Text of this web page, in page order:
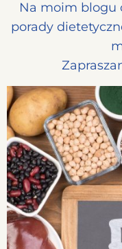
Na moim blogu
porady